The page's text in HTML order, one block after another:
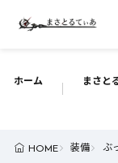
ホーム まさと
HOME 装備 ぶ